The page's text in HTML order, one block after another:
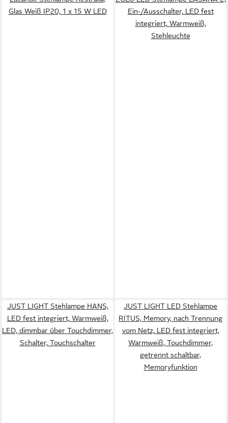
Glas Weiß IP20, 1 x 15 W LED
Ein-/Ausschalter, LED fest
integriert, Warmweiß,
Stehleuchte
JUST LIGHT Stehlampe HANS,
LED fest integriert, Warmweiß,
LED, dimmbar über Touchdimmer,
Schalter, Touchschalter
JUST LIGHT LED Stehlampe
RITUS, Memory, nach Trennung
vom Netz, LED fest integriert,
Warmweiß, Touchdimmer,
getrennt schaltbar,
Memoryfunktion